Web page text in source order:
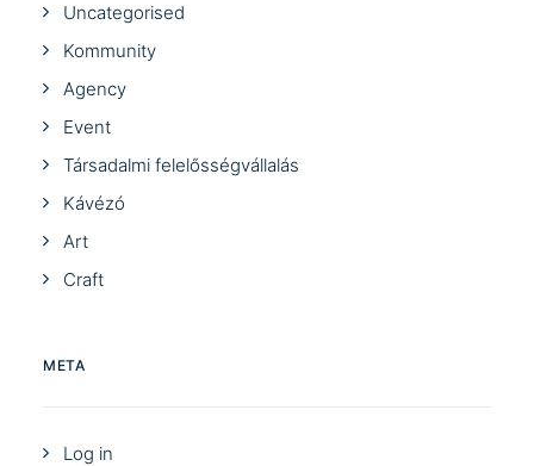
Uncategorised
Kommunity
Agency
Event
Társadalmi felelősségvállalás
Kávézó
Art
Craft
META
Log in